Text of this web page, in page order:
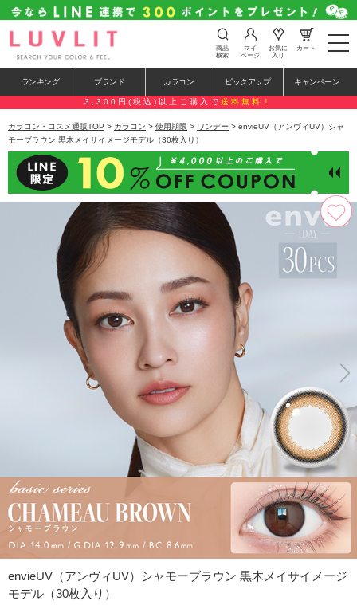
t
o
e
n
a
a
i
o
n
商品
検索
マイ
ページ
お気に
入り
カート
ランキング ブランド カラコン ピックアップ キャンペーン
3,300円(税込)以上ご購入で 送料無料！
カラコン・コスメ通販TOP > カラコン > 使用期限 > ワンデー > envieUV（アンヴィUV）シャ
モーブラウン 黒木メイサイメージモデル（30枚入り）
envieUV（アンヴィUV）シャモーブラウン 黒木メイサイメージ
モデル（30枚入り）